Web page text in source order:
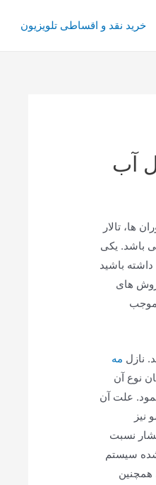
خرید نقد و اقساطی تلویزیون
آب
ها، تالار
باشد. یکی
باشید
روش های
موجب
نازل مه
نوع آن
نمود. علت آن
نیز
نسبت
شده سیستم
همچنین